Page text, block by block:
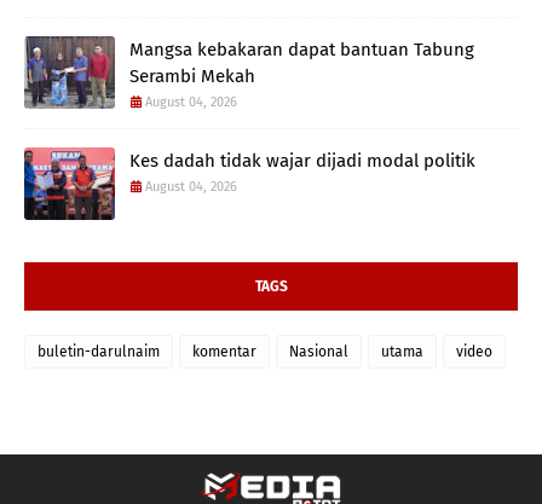
Mangsa kebakaran dapat bantuan Tabung
Serambi Mekah
August 04, 2026
Kes dadah tidak wajar dijadi modal politik
August 04, 2026
TAGS
buletin-darulnaim komentar Nasional utama video